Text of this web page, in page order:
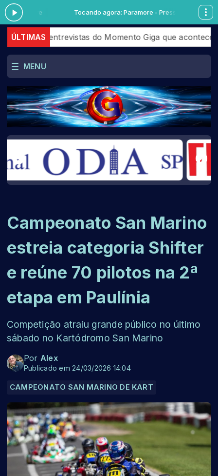
Tocando agora: Paramore - Pressure
ÚLTIMASdo Momento Giga que aconteceram em
MENU
Campeonato San Marino
estreia categoria Shifter
e reúne 70 pilotos na 2ª
etapa em Paulínia
Competição atraiu grande público no último
sábado no Kartódromo San Marino
Por Alex
Publicado em 24/03/2026 14:04
CAMPEONATO SAN MARINO DE KART